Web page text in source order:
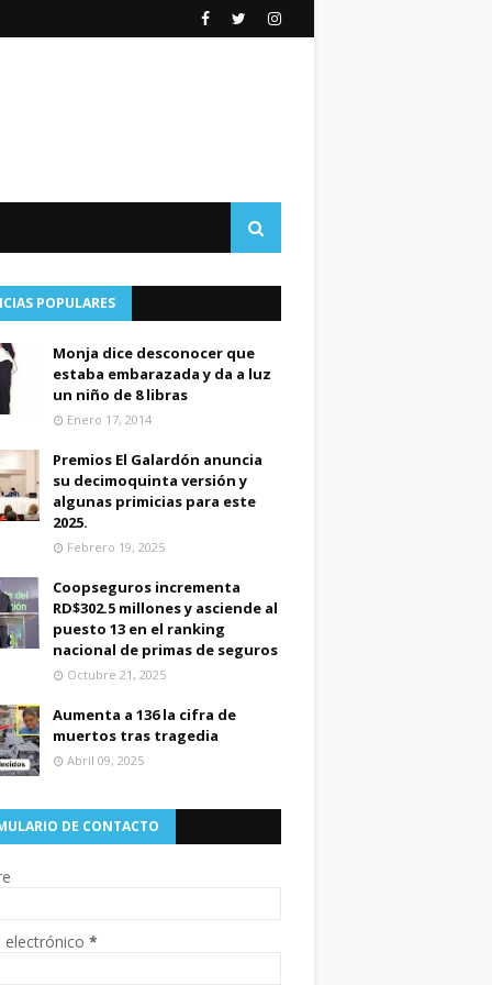
POPULARES
Monja dice desconocer que
estaba embarazada y da a luz
un niño de 8 libras
Enero 17, 2014
Premios El Galardón anuncia
su decimoquinta versión y
algunas primicias para este
2025.
Febrero 19, 2025
Coopseguros incrementa
RD$302.5 millones y asciende al
puesto 13 en el ranking
nacional de primas de seguros
Octubre 21, 2025
Aumenta a 136 la cifra de
muertos tras tragedia
Abril 09, 2025
DE CONTACTO
electrónico *